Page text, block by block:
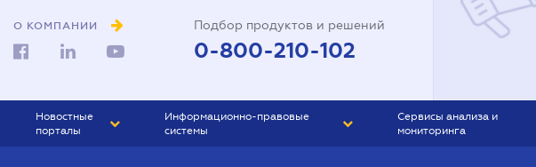
О КОМПАНИИ Подбор продуктов и решений
0-800-210-102
Новостные
порталы
Информационно-правовые
системы
Сервисы анализа и
мониторинга